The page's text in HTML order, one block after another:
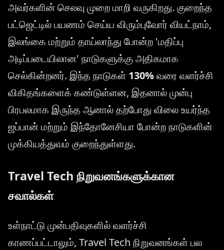
அவர்களின் செலவு முறை மாறி வருகிறது. குறைந்த
பட்ஜெட்டில் பயணம் செய்ய விரும்புவோர் வியட்நாம்,
இலங்கை மற்றும் தாய்லாந்து போன்ற 'மதிப்பு
அடிப்படையிலான' நாடுகளுக்கு அதிகமாக
செல்கின்றனர். இந்த நாடுகள் 130%வரை வளர்ச்சி
விகிதங்களைக் கண்டுள்ளன, இதனால் முன்பு
பிரபலமாக இருந்த ஆனால் தற்போது விலை உயர்ந்த
ஜப்பான் மற்றும் இந்தோனேசியா போன்ற நாடுகளின்
முக்கியத்துவம் குறைந்துள்ளது.
Travel Tech நிறுவனங்களுக்கான
சவால்கள்
உள்நாட்டு முன்பதிவுகளில் வளர்ச்சி
காணப்பட்டாலும், Travel Tech நிறுவனங்கள் பல